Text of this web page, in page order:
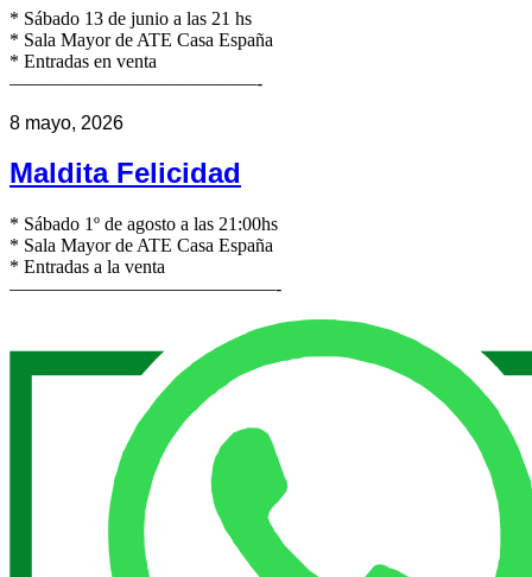
* Sábado 13 de junio a las 21 hs
* Sala Mayor de ATE Casa España
* Entradas en venta
—————————————-
8 mayo, 2026
Maldita Felicidad
* Sábado 1º de agosto a las 21:00hs
* Sala Mayor de ATE Casa España
* Entradas a la venta
——————————————-